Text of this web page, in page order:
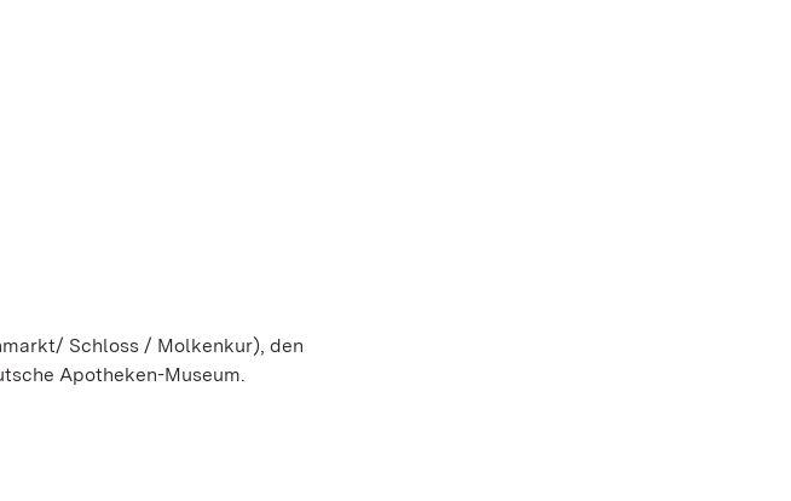
Schloss / Molkenkur), den
Apotheken-Museum.